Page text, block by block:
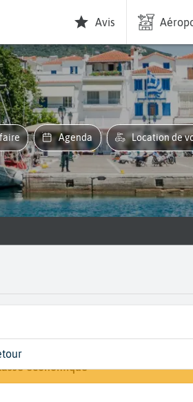
Avis
faire Agenda Location de
voyage
économique